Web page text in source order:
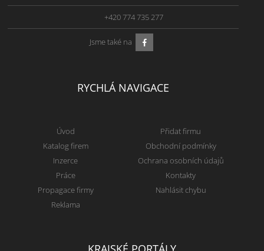
+420 774 735 277
Jsme také na
RYCHLÁ NAVIGACE
Úvod
Katalog firem
Inzerce
Práce
Propagace firmy
Reklama
Přidat firmu
Obchodní podmínky
Ochrana osobních údajů
Kontakty
Nahlásit chybu